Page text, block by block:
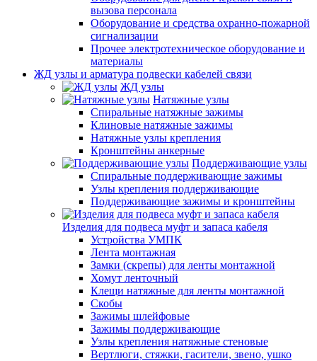
вызова персонала
Оборудование и средства охранно-пожарной
сигнализации
Прочее электротехническое оборудование и
материалы
ЖД узлы и арматура подвески кабелей связи
ЖД узлы
Натяжные узлы
Спиральные натяжные зажимы
Клиновые натяжные зажимы
Натяжные узлы крепления
Кронштейны анкерные
Поддерживающие узлы
Спиральные поддерживающие зажимы
Узлы крепления поддерживающие
Поддерживающие зажимы и кронштейны
Изделия для подвеса муфт и запаса кабеля
Устройства УМПК
Лента монтажная
Замки (скрепы) для ленты монтажной
Хомут ленточный
Клещи натяжные для ленты монтажной
Скобы
Зажимы шлейфовые
Зажимы поддерживающие
Узлы крепления натяжные стеновые
Вертлюги, стяжки, гасители, звено, ушко